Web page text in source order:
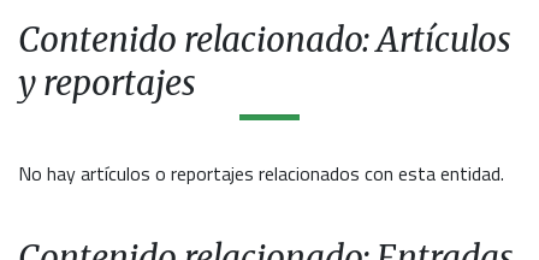
Contenido relacionado: Artículos
y reportajes
No hay artículos o reportajes relacionados con esta entidad.